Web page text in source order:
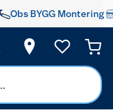
Obs BYGG Montering